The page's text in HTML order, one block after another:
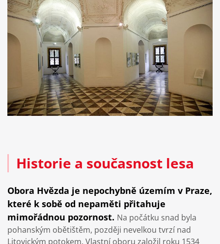
Historie a současnost lesa
Obora Hvězda je nepochybně územím v Praze,
které k sobě od nepaměti přitahuje
mimořádnou pozornost. Na počátku snad byla
pohanským obětištěm, později nevelkou tvrzí nad
Litovickým potokem. Vlastní oboru založil roku 1534